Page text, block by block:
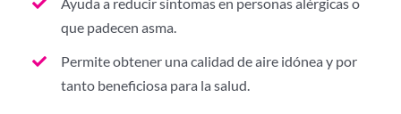
que padecen asma.
Permite obtener una calidad de aire idónea y por
tanto beneficiosa para la salud.